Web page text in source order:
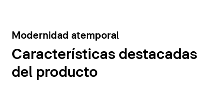
10
Modernidad atemporal
Características destacadas
del producto